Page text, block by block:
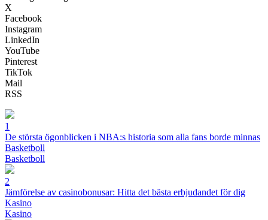
X
Facebook
Instagram
LinkedIn
YouTube
Pinterest
TikTok
Mail
RSS
1
De största ögonblicken i NBA:s historia som alla fans borde minnas
Basketboll
Basketboll
2
Jämförelse av casinobonusar: Hitta det bästa erbjudandet för dig
Kasino
Kasino